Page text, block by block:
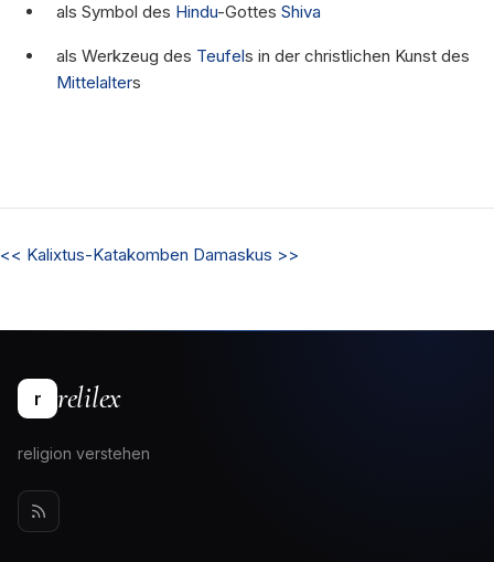
als Symbol des Hindu-Gottes Shiva
als Werkzeug des Teufels in der christlichen Kunst des
Mittelalters
<< Kalixtus-Katakomben Damaskus >>
r relilex
religion verstehen